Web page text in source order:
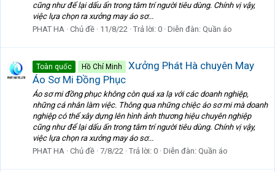
cũng như để lại dấu ấn trong tâm trí người tiêu dùng. Chính vị vậy,
việc lựa chọn ra xưởng may áo sơ...
PHAT HA Chủ đề 11/8/22 Trả lời: 0 Diễn đàn: Quần áo
Toàn quốc Hồ Chí Minh
Xưởng Phát Hà chuyên May
Áo Sơ Mi Đồng Phục
Áo sơ mi đồng phục không còn quá xa lạ với các doanh nghiệp,
những cá nhân làm việc. Thông qua những chiệc áo sơ mi mà doanh
nghiệp có thể xây dựng lên hình ảnh thương hiệu chuyên nghiệp
cũng như để lại dấu ấn trong tâm trí người tiêu dùng. Chính vị vậy,
việc lựa chọn ra xưởng may áo sơ...
PHAT HA Chủ đề 7/8/22 Trả lời: 0 Diễn đàn: Quần áo